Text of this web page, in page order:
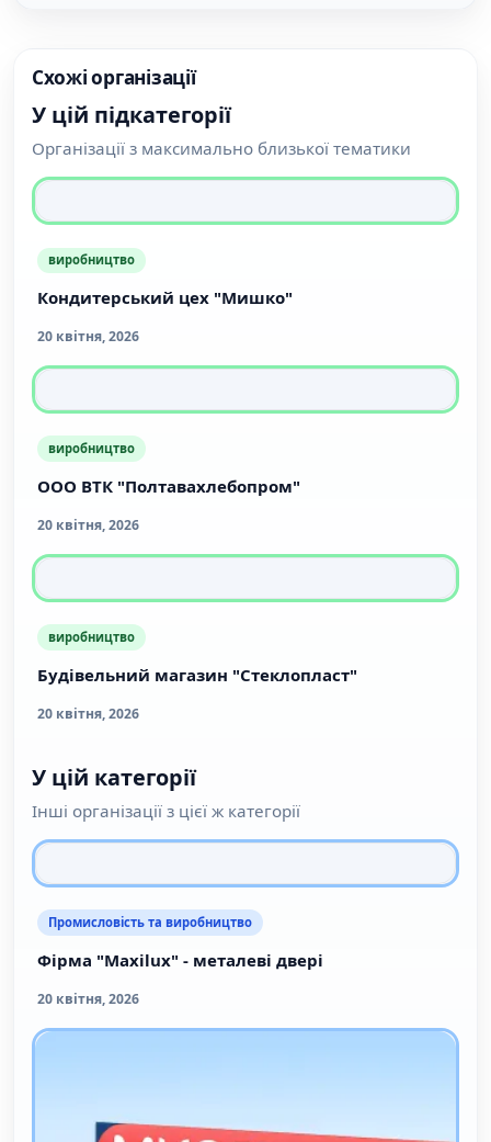
Схожі організації
У цій підкатегорії
Організації з максимально близької тематики
виробництво
Кондитерський цех "Мишко"
20 квітня, 2026
виробництво
ООО ВТК "Полтавахлебопром"
20 квітня, 2026
виробництво
Будівельний магазин "Стеклопласт"
20 квітня, 2026
У цій категорії
Інші організації з цієї ж категорії
Промисловість та виробництво
Фірма "Maxilux" - металеві двері
20 квітня, 2026